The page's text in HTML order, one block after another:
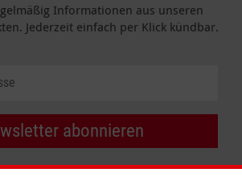
Informationen aus unseren
Jederzeit einfach per Klick kündbar.
abonnieren